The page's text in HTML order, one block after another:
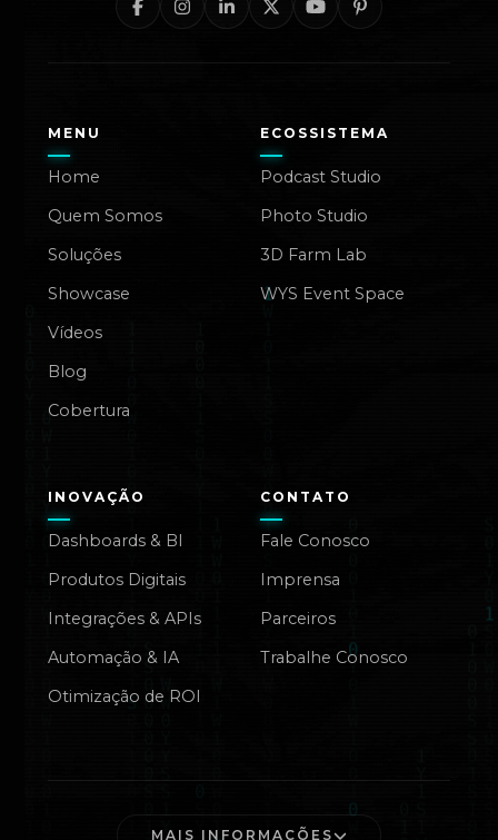
MENU
Home
Quem Somos
Soluções
Showcase
Vídeos
Blog
Cobertura
ECOSSISTEMA
Podcast Studio
Photo Studio
3D Farm Lab
WYS Event Space
INOVAÇÃO
Dashboards & BI
Produtos Digitais
Integrações & APIs
Automação & IA
Otimização de ROI
CONTATO
Fale Conosco
Imprensa
Parceiros
Trabalhe Conosco
MAIS INFORMAÇÕES